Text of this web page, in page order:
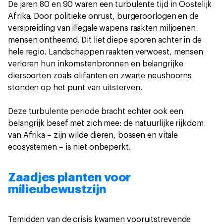
De jaren 80 en 90 waren een turbulente tijd in Oostelijk
Afrika. Door politieke onrust, burgeroorlogen en de
verspreiding van illegale wapens raakten miljoenen
mensen ontheemd. Dit liet diepe sporen achter in de
hele regio. Landschappen raakten verwoest, mensen
verloren hun inkomstenbronnen en belangrijke
diersoorten zoals olifanten en zwarte neushoorns
stonden op het punt van uitsterven.
Deze turbulente periode bracht echter ook een
belangrijk besef met zich mee: de natuurlijke rijkdom
van Afrika – zijn wilde dieren, bossen en vitale
ecosystemen – is niet onbeperkt.
Zaadjes planten voor
milieubewustzijn
Temidden van de crisis kwamen vooruitstrevende